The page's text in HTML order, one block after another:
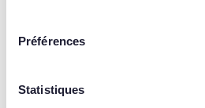
Préférences
Statistiques
Identifiez-vous pour consulter